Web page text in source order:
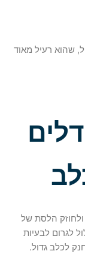
שהוא רעיל מאוד
ולחוזק הלסת של
לגרום לבעיות
לכלב גדול.